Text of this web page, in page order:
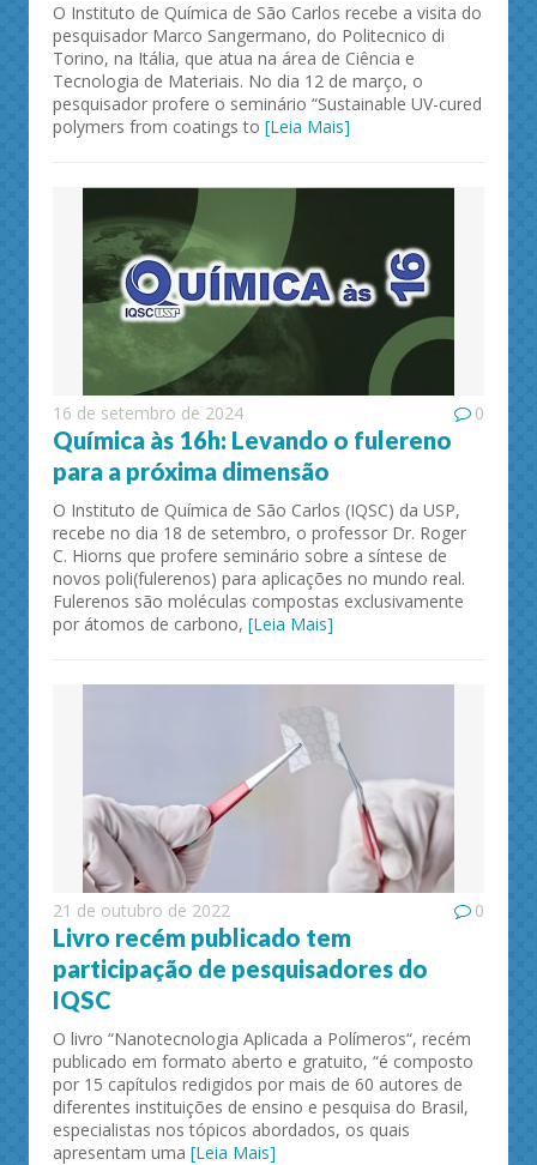
O Instituto de Química de São Carlos recebe a visita do
pesquisador Marco Sangermano, do Politecnico di
Torino, na Itália, que atua na área de Ciência e
Tecnologia de Materiais. No dia 12 de março, o
pesquisador profere o seminário “Sustainable UV-cured
polymers from coatings to [Leia Mais]
16 de setembro de 2024 0
Química às 16h: Levando o fulereno
para a próxima dimensão
O Instituto de Química de São Carlos (IQSC) da USP,
recebe no dia 18 de setembro, o professor Dr. Roger
C. Hiorns que profere seminário sobre a síntese de
novos poli(fulerenos) para aplicações no mundo real.
Fulerenos são moléculas compostas exclusivamente
por átomos de carbono, [Leia Mais]
21 de outubro de 2022 0
Livro recém publicado tem
participação de pesquisadores do
IQSC
O livro “Nanotecnologia Aplicada a Polímeros“, recém
publicado em formato aberto e gratuito, “é composto
por 15 capítulos redigidos por mais de 60 autores de
diferentes instituições de ensino e pesquisa do Brasil,
especialistas nos tópicos abordados, os quais
apresentam uma [Leia Mais]